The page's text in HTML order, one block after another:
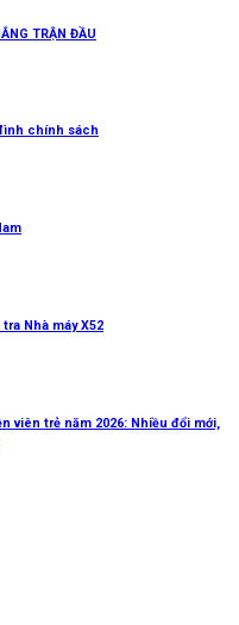
TRẬN ĐẦU
chính sách
Nhà máy X52
viên trẻ năm 2026: Nhiều đổi mới,